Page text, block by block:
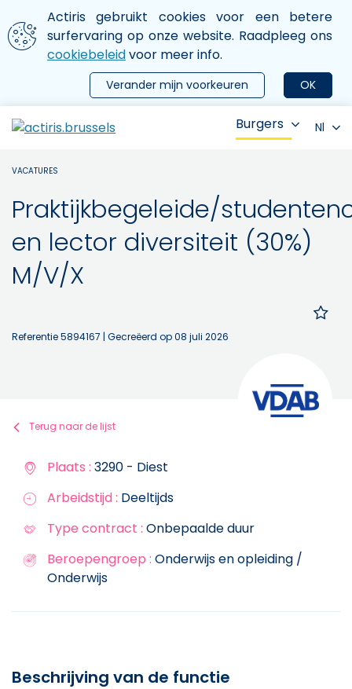
Aller au contenu principal
We gebruiken cookies
Actiris gebruikt cookies voor een betere
surfervaring op onze website. Raadpleeg ons
cookiebeleidvoor meer info.
OK
Verander mijn voorkeuren
le menu
Burgers Nl
VACATURES
Praktijkbegeleide/
en lector diversiteit (30%)
M/V/X
Referentie 5894167 | Gecreëerd op 08 juli 2026
Terug naar de lijst
Plaats : 3290 - Diest
Arbeidstijd : Deeltijds
Type contract : Onbepaalde duur
Beroepengroep : Onderwijs en opleiding /
Onderwijs
Beschrijving van de functie